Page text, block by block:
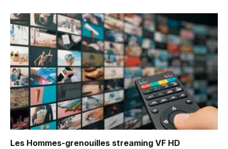
Les Hommes-grenouilles streaming VF HD